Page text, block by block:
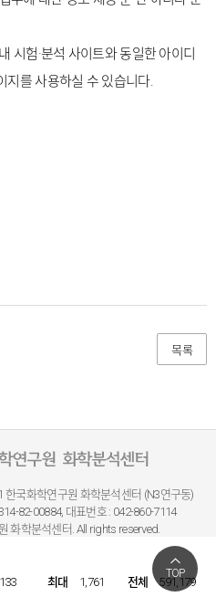
시험·분석 사이트와 동일한 아이디
지를 사용하실 수 있습니다.
목록
TOP
한국화학연구원 화학분석센터 (N3연구동)
82-00884, 대표번호 : 042-860-7114
화학분석센터. All rights reserved.
133 최대 1,761 전체 591,179